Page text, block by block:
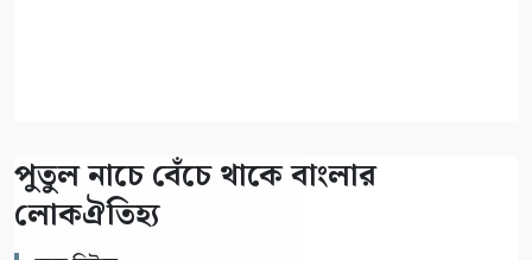
পুতুল নাচে বেঁচে থাকে বাংলার
লোকঐতিহ্য